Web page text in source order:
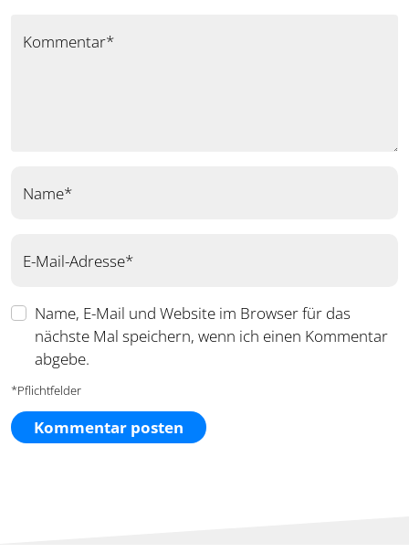
Kommentar*
Name*
E-Mail-Adresse*
Name, E-Mail und Website im Browser für das
nächste Mal speichern, wenn ich einen Kommentar
abgebe.
*Pflichtfelder